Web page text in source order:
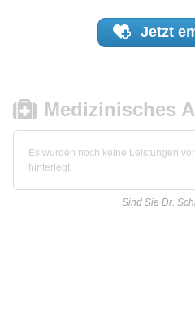
Jetzt
Medizinisches
Es wurden noch keine Leistungen
hinterlegt.
Sind Sie Dr.